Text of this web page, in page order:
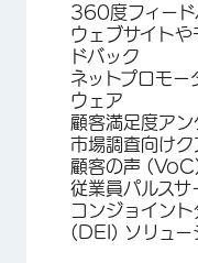
360度フィード
ウェブサイトや
ドバック
ネットプロモ
ウェア
顧客満足度アン
市場調査向けク
顧客の声
従業員パルスサ
コンジョイン
(DEI) ソリュー